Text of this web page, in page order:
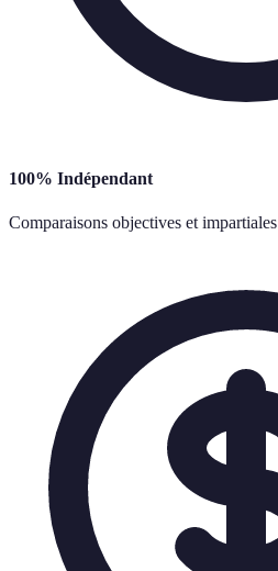
100% Indépendant
Comparaisons objectives et impartiales